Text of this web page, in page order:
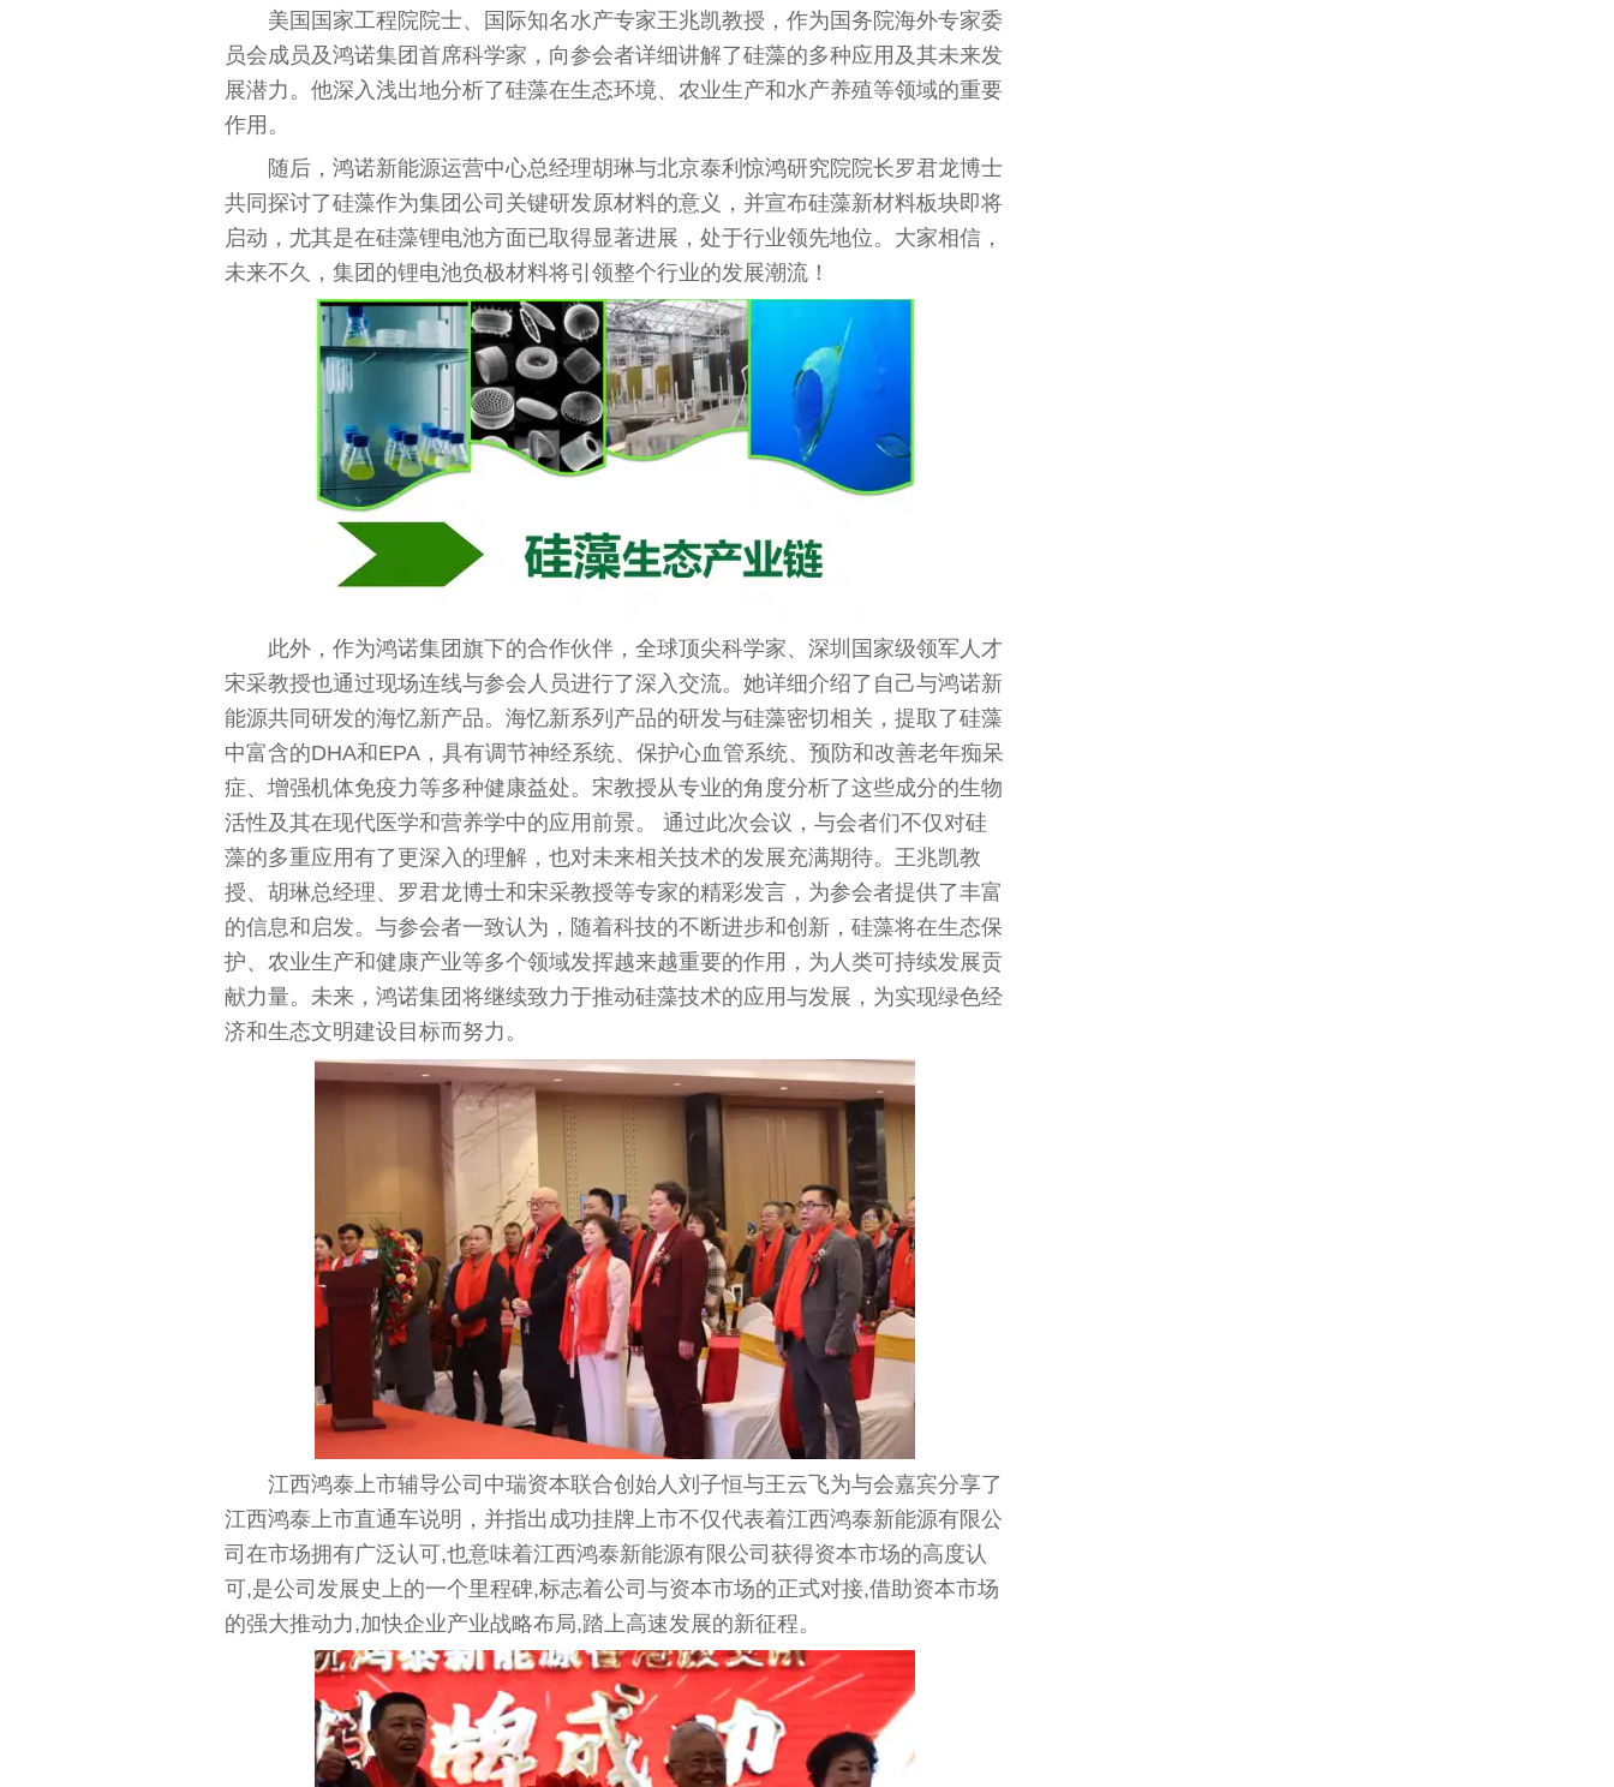
美国国家工程院院士、国际知名水产专家王兆凯教授，作为国务院海外专家委
员会成员及鸿诺集团首席科学家，向参会者详细讲解了硅藻的多种应用及其未来发
展潜力。他深入浅出地分析了硅藻在生态环境、农业生产和水产养殖等领域的重要
作用。
随后，鸿诺新能源运营中心总经理胡琳与北京泰利惊鸿研究院院长罗君龙博士
共同探讨了硅藻作为集团公司关键研发原材料的意义，并宣布硅藻新材料板块即将
启动，尤其是在硅藻锂电池方面已取得显著进展，处于行业领先地位。大家相信，
未来不久，集团的锂电池负极材料将引领整个行业的发展潮流！
此外，作为鸿诺集团旗下的合作伙伴，全球顶尖科学家、深圳国家级领军人才
宋采教授也通过现场连线与参会人员进行了深入交流。她详细介绍了自己与鸿诺新
能源共同研发的海忆新产品。海忆新系列产品的研发与硅藻密切相关，提取了硅藻
中富含的DHA和EPA，具有调节神经系统、保护心血管系统、预防和改善老年痴呆
症、增强机体免疫力等多种健康益处。宋教授从专业的角度分析了这些成分的生物
活性及其在现代医学和营养学中的应用前景。 通过此次会议，与会者们不仅对硅
藻的多重应用有了更深入的理解，也对未来相关技术的发展充满期待。王兆凯教
授、胡琳总经理、罗君龙博士和宋采教授等专家的精彩发言，为参会者提供了丰富
的信息和启发。与参会者一致认为，随着科技的不断进步和创新，硅藻将在生态保
护、农业生产和健康产业等多个领域发挥越来越重要的作用，为人类可持续发展贡
献力量。未来，鸿诺集团将继续致力于推动硅藻技术的应用与发展，为实现绿色经
济和生态文明建设目标而努力。
江西鸿泰上市辅导公司中瑞资本联合创始人刘子恒与王云飞为与会嘉宾分享了
江西鸿泰上市直通车说明，并指出成功挂牌上市不仅代表着江西鸿泰新能源有限公
司在市场拥有广泛认可,也意味着江西鸿泰新能源有限公司获得资本市场的高度认
可,是公司发展史上的一个里程碑,标志着公司与资本市场的正式对接,借助资本市场
的强大推动力,加快企业产业战略布局,踏上高速发展的新征程。